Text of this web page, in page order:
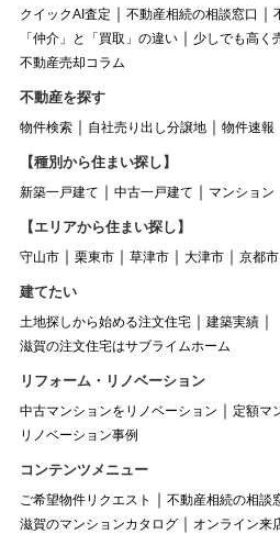
クイックAI査定
不動産相続の相談窓口
「仲介」と「買取」の違い
少しでも高く
不動産売却コラム
不動産を探す
物件検索 自社売り出し分譲地 物件速報
【種別から住まい探し】
新築一戸建て 中古一戸建て マンション
【エリアから住まい探し】
守山市 栗東市 草津市 大津市 京都市
建てたい
土地探しから始める注文住宅
建築実績
滋賀の注文住宅はサブライムホーム
リフォーム・リノベーション
中古マンションをリノベーション
定額マ
リノベーション事例
コンテンツメニュー
ご希望物件リクエスト
不動産相続の相談
滋賀のマンションカタログ
オンライン来